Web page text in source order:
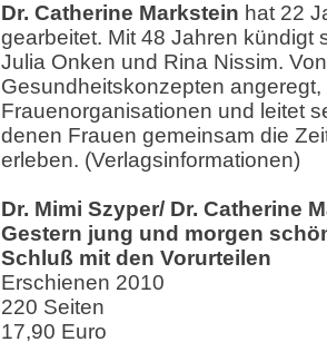
Dr. Catherine Markstein hat 22
gearbeitet. Mit 48 Jahren kündigt
Julia Onken und Rina Nissim.
Gesundheitskonzepten
Frauenorganisationen und leitet
denen Frauen gemeinsam die
erleben. (Verlagsinformationen)
Dr. Mimi Szyper/ Dr. Catherine
Gestern jung und morgen
Schluß mit den Vorurteilen
Erschienen 2010
220 Seiten
17,90 Euro